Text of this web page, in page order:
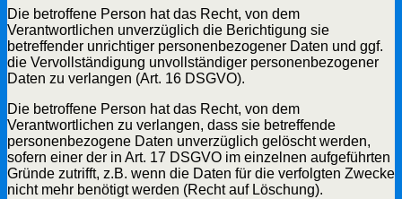
Die betroffene Person hat das Recht, von dem
Verantwortlichen unverzüglich die Berichtigung sie
betreffender unrichtiger personenbezogener Daten und ggf.
die Vervollständigung unvollständiger personenbezogener
Daten zu verlangen (Art. 16 DSGVO).
Die betroffene Person hat das Recht, von dem
Verantwortlichen zu verlangen, dass sie betreffende
personenbezogene Daten unverzüglich gelöscht werden,
sofern einer der in Art. 17 DSGVO im einzelnen aufgeführten
Gründe zutrifft, z.B. wenn die Daten für die verfolgten Zwecke
nicht mehr benötigt werden (Recht auf Löschung).